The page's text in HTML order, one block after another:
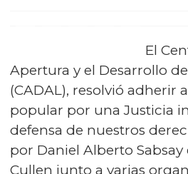
El
Apertura y el Desarrollo
(CADAL), resolvió adherir
popular por una Justicia
defensa de nuestros
por Daniel Alberto Sabsay
Cullen junto a varias